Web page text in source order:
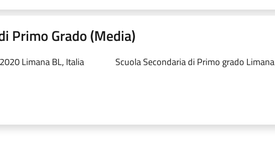
Primo Grado (Media)
Limana BL, Italia Scuola Secondaria di Primo grado Limana